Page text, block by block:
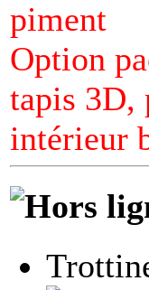
piment
Option
tapis 3D,
intérieur